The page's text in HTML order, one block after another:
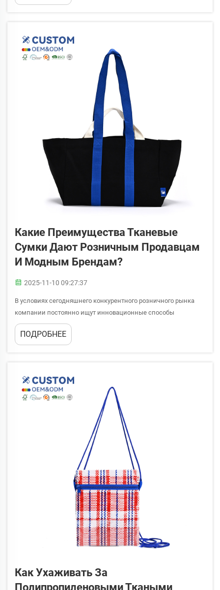
Какие Преимущества Тканевые
Сумки Дают Розничным Продавцам
И Модным Брендам?
2025-11-10 09:27:37
В условиях сегодняшнего конкурентного розничного рынка
компании постоянно ищут инновационные способы
повышения узнаваемости бренда, одновременно
предоставляя клиентам практическую пользу. Простая сумка-
ПОДРОБНЕЕ
Как Ухаживать За
Полипропиленовыми Ткаными